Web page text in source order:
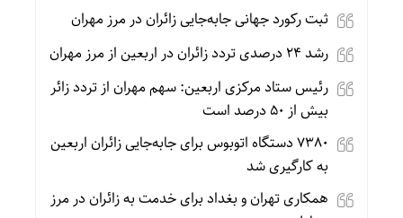
ثبت رکورد جهانی جابه‌جایی زائران در مرز مهران
رشد ۲۴ درصدی تردد زائران در اربعین از مرز مهران
رئیس ستاد مرکزی اربعین: سهم مهران از تردد زائر
بیش از ۵۰ درصد است
۷۳۸۰ دستگاه اتوبوس برای جابه‌جایی زائران اربعین
به‌ کارگیری شد
همکاری تهران و بغداد برای خدمت به زائران در مرز